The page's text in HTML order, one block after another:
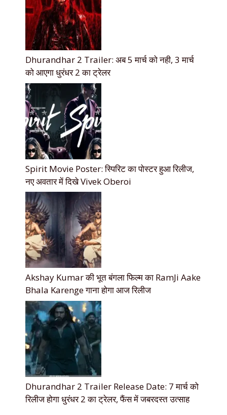
Dhurandhar 2 Trailer: अब 5 मार्च को नही, 3 मार्च
को आएगा धुरंधर 2 का ट्रेलर
Spirit Movie Poster: स्पिरिट का पोस्टर हुआ रिलीज,
नए अवतार में दिखे Vivek Oberoi
Akshay Kumar की भूत बंगला फिल्म का RamJi Aake
Bhala Karenge गाना होगा आज रिलीज
Dhurandhar 2 Trailer Release Date: 7 मार्च को
रिलीज होगा धुरंधर 2 का ट्रेलर, फैंस में जबरदस्त उत्साह